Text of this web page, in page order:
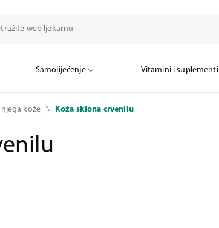
Samoliječenje Vitamini i suplementi
njega kože Koža sklona crvenilu